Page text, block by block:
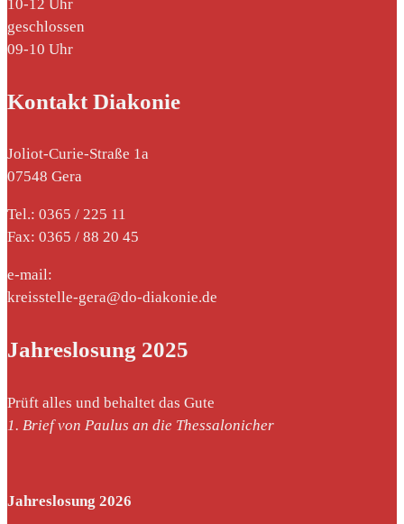
10-12 Uhr
geschlossen
09-10 Uhr
Kontakt Diakonie
Joliot-Curie-Straße 1a
07548 Gera
Tel.: 0365 / 225 11
Fax: 0365 / 88 20 45
e-mail:
kreisstelle-gera@do-diakonie.de
Jahreslosung 2025
Prüft alles und behaltet das Gute
1. Brief von Paulus an die Thessalonicher
Jahreslosung 2026